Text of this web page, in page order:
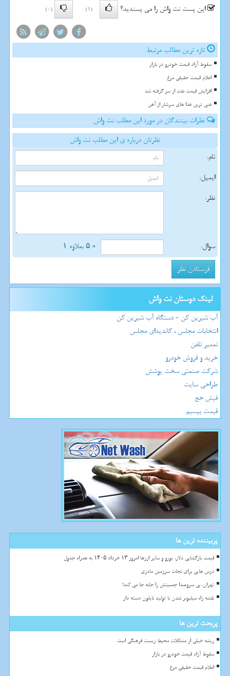
این پست نت واش را می پسندید؟
(1)
(0)
تازه ترین مطالب مرتبط
سقوط آزاد قیمت خودرو در بازار
اعلام قیمت حقیقی مرغ
افزایش قیمت نفت از سر گرفته شد
غنی ترین غذا های سرشار از آهن
نظرات بینندگان در مورد این مطلب نت واش
نظرتان درباره ی این مطلب نت واش
نام:
ایمیل:
نظر:
سوال: = ۵ بعلاوه ۱
لینک دوستان نت واش
آب شیرین کن - دستگاه آب شیرین کن
انتخابات مجلس ، کاندیدای مجلس
تعمیر تلفن
خرید و فروش خودرو
شرکت صنعتی سخت پوشش
طراحی سایت
فیش حج
قیمت بیسیم
پربیننده ترین ها
قیمت بازگشایی دلار، یورو و سایر ارزها امروز ۱۳ خرداد ۱۴۰۵ به همراه جدول
درس هایی برای نجات سرزمین مادری
تهران، بی سروصدا جمعیتش را جابه جا می کند!
نقشه راه میلیونر شدن با تولید نایلون دسته دار
پربحث ترین ها
ریشه خیلی از مشکلات محیط زیست فرهنگی است
سقوط آزاد قیمت خودرو در بازار
اعلام قیمت حقیقی مرغ